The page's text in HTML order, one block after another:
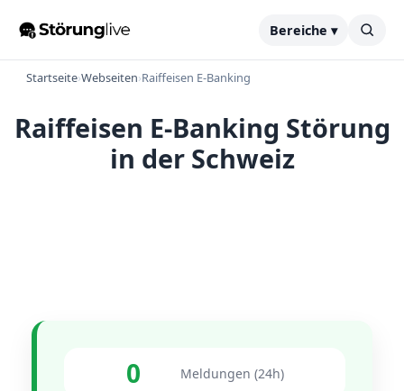
Bereiche ▾
Startseite›Webseiten›Raiffeisen E-Banking
Raiffeisen E-Banking Störung
in der Schweiz
0 Meldungen (24h)